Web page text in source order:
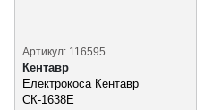
Артикул: 116595
Кентавр
Електрокоса Кентавр
СК-1638Е